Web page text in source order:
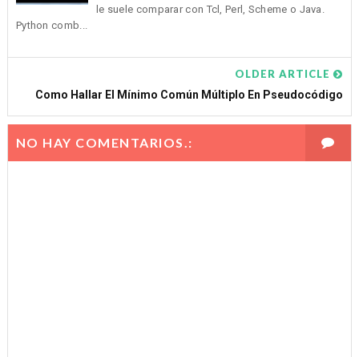
le suele comparar con Tcl, Perl, Scheme o Java.
Python comb...
OLDER ARTICLE
Como Hallar El Mínimo Común Múltiplo En Pseudocódigo
NO HAY COMENTARIOS.: